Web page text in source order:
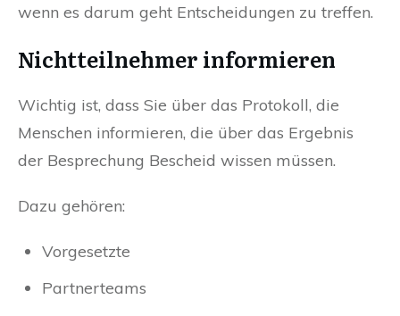
wenn es darum geht Entscheidungen zu treffen.
Nichtteilnehmer informieren
Wichtig ist, dass Sie über das Protokoll, die
Menschen informieren, die über das Ergebnis
der Besprechung Bescheid wissen müssen.
Dazu gehören:
Vorgesetzte
Partnerteams